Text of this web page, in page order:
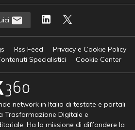
Rss Feed
Privacy e Cookie Policy
Specialistici
Cookie Center
network in Italia di testate e portali
Trasformazione Digitale e
Ha la missione di diffondere la